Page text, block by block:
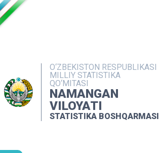
O‘ZBEKISTON RESPUBLIKASI
MILLIY STATISTIKA
QO‘MITASI
NAMANGAN
VILOYATI
STATISTIKA BOSHQARMASI
NASHRLAR
INTERAKTIV XIZMATLAR
MATBUOT XIZMATI
MUROJAATLAR